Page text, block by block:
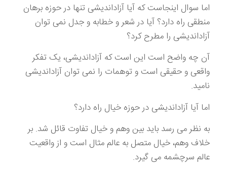
اما سوال اینجاست که آیا آزاداندیشی تنها در حوزه برهان
منطقی راه دارد؟ آیا در شعر و خطابه و جدل نمی توان
آزاداندیشی را مطرح کرد؟
آن چه واضح است این است که آزاداندیشی، یک تفکر
واقعی و حقیقی است و توهمات را نمی توان آزاداندیشی
نامید.
اما آیا آزاداندیشی در حوزه خیال راه دارد؟
به نظر می رسد باید بین وهم و خیال تفاوت قائل شد. بر
خلاف وهم، خیال متصل به عالم مثال است و از واقعیت
عالم سرچشمه می گیرد.